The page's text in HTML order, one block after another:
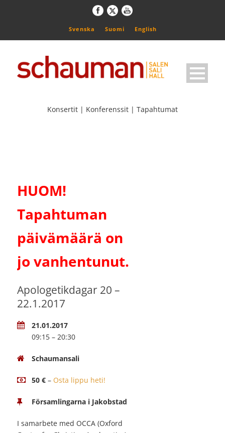
Svenska Suomi English
Konsertit | Konferenssit | Tapahtumat
HUOM!
Tapahtuman
päivämäärä on
jo vanhentunut.
Apologetikdagar 20 –
22.1.2017
21.01.2017
09:15 – 20:30
Schaumansali
50 € – Osta lippu heti!
Församlingarna i Jakobstad
I samarbete med OCCA (Oxford